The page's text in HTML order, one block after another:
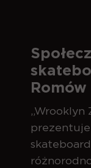
Romów